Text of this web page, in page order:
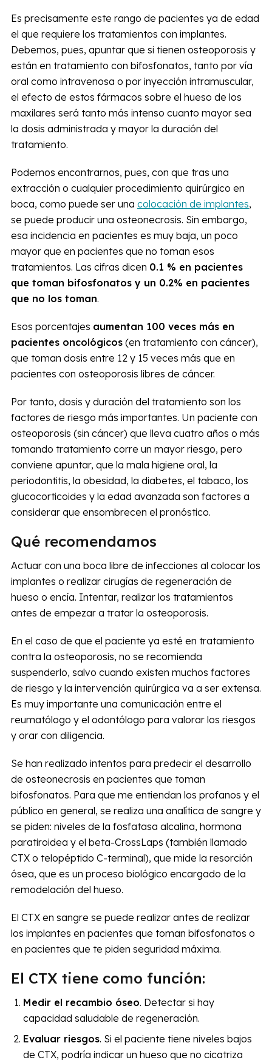
Es precisamente este rango de pacientes ya de edad
el que requiere los tratamientos con implantes.
Debemos, pues, apuntar que si tienen osteoporosis y
están en tratamiento con bifosfonatos, tanto por vía
oral como intravenosa o por inyección intramuscular,
el efecto de estos fármacos sobre el hueso de los
maxilares será tanto más intenso cuanto mayor sea
la dosis administrada y mayor la duración del
tratamiento.
Podemos encontrarnos, pues, con que tras una
extracción o cualquier procedimiento quirúrgico en
boca, como puede ser una colocación de implantes,
se puede producir una osteonecrosis. Sin embargo,
esa incidencia en pacientes es muy baja, un poco
mayor que en pacientes que no toman esos
tratamientos. Las cifras dicen 0.1 % en pacientes
que toman bifosfonatos y un 0.2% en pacientes
que no los toman.
Esos porcentajes aumentan 100 veces más en
pacientes oncológicos(en tratamiento con cáncer),
que toman dosis entre 12 y 15 veces más que en
pacientes con osteoporosis libres de cáncer.
Por tanto, dosis y duración del tratamiento son los
factores de riesgo más importantes. Un paciente con
osteoporosis (sin cáncer) que lleva cuatro años o más
tomando tratamiento corre un mayor riesgo, pero
conviene apuntar, que la mala higiene oral, la
periodontitis, la obesidad, la diabetes, el tabaco, los
glucocorticoides y la edad avanzada son factores a
considerar que ensombrecen el pronóstico.
Qué recomendamos
Actuar con una boca libre de infecciones al colocar los
implantes o realizar cirugías de regeneración de
hueso o encía. Intentar, realizar los tratamientos
antes de empezar a tratar la osteoporosis.
En el caso de que el paciente ya esté en tratamiento
contra la osteoporosis, no se recomienda
suspenderlo, salvo cuando existen muchos factores
de riesgo y la intervención quirúrgica va a ser extensa.
Es muy importante una comunicación entre el
reumatólogo y el odontólogo para valorar los riesgos
y orar con diligencia.
Se han realizado intentos para predecir el desarrollo
de osteonecrosis en pacientes que toman
bifosfonatos. Para que me entiendan los profanos y el
público en general, se realiza una analítica de sangre y
se piden: niveles de la fosfatasa alcalina, hormona
paratiroidea y el beta-CrossLaps (también llamado
CTX o telopéptido C-terminal), que mide la resorción
ósea, que es un proceso biológico encargado de la
remodelación del hueso.
El CTX en sangre se puede realizar antes de realizar
los implantes en pacientes que toman bifosfonatos o
en pacientes que te piden seguridad máxima.
El CTX tiene como función:
Medir el recambio óseo. Detectar si hay
capacidad saludable de regeneración.
Evaluar riesgos. Si el paciente tiene niveles bajos
de CTX, podría indicar un hueso que no cicatriza